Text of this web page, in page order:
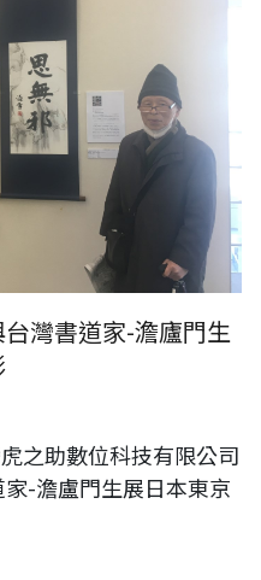
台灣書道家-澹廬門生
之助數位科技有限公司
-澹盧門生展日本東京